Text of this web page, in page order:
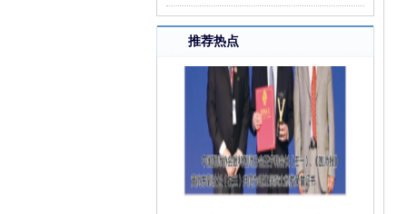
推荐热点
《2019“朗视界 沐光明”寻找最美眼科医